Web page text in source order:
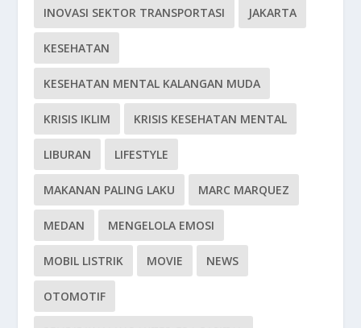
INOVASI SEKTOR TRANSPORTASI JAKARTA
KESEHATAN
KESEHATAN MENTAL KALANGAN MUDA
KRISIS IKLIM KRISIS KESEHATAN MENTAL
LIBURAN LIFESTYLE
MAKANAN PALING LAKU MARC MARQUEZ
MEDAN MENGELOLA EMOSI
MOBIL LISTRIK MOVIE NEWS
OTOMOTIF